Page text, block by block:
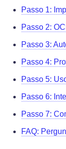
Passo 1:
Passo 2:
Passo 3:
Passo 4:
Passo 5:
Passo 6:
Passo 7:
FAQ: